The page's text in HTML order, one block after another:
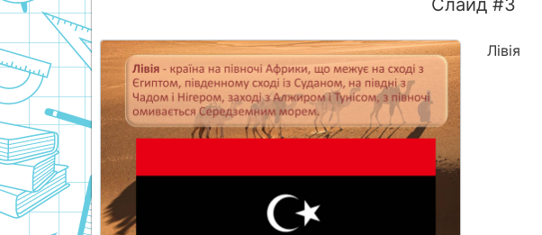
Слайд #3
Лівія